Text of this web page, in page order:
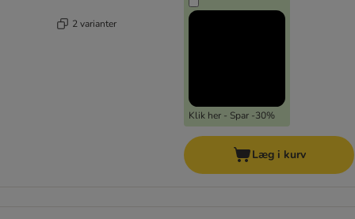
2 varianter
Klik her - Spar -30%
Læg i kurv